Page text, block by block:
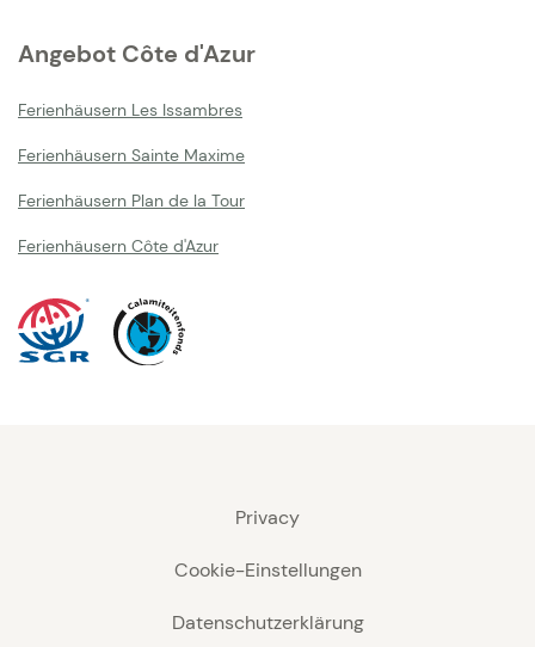
Angebot Côte d'Azur
Ferienhäusern Les Issambres
Ferienhäusern Sainte Maxime
Ferienhäusern Plan de la Tour
Ferienhäusern Côte d'Azur
Privacy
Cookie-Einstellungen
Datenschutzerklärung